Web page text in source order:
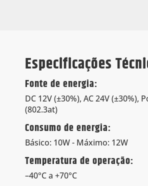
Especificações
Fonte de energia:
DC 12V (±30%), AC 24V (±30%),
(802.3at)
Consumo de energia:
Básico: 10W - Máximo: 12W
Temperatura de operação:
–40°C a +70°C